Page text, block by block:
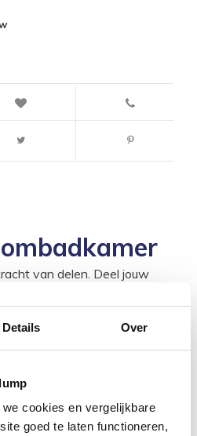
Details Over
cookies en vergelijkbare
goed te laten functioneren,
van delen. Deel jouw
vol met unieke
Doe je mee?